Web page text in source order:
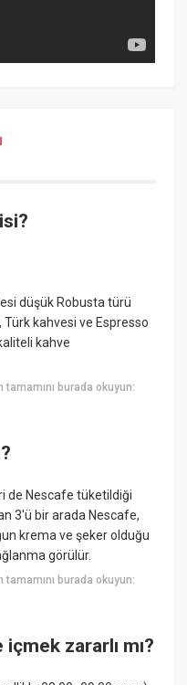
düşük Robusta türü
Türk kahvesi ve Espresso
kahve
tamamını burada okuyun:
de Nescafe tüketildiği
3'ü bir arada Nescafe,
krema ve şeker olduğu
görülür.
tamamını burada okuyun:
zararlı mı?